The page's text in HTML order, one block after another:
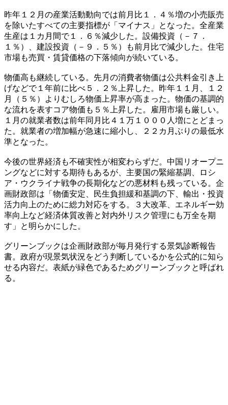
昨年１２月の産業活動動向では前月比１．４％増の小売販売
を除いたすべての主要指標が「マイナス」となった。全産業
生産は１カ月間で１．６％減少した。設備投資（－７．
１％）、建設投資（－９．５％）も前月比で減少した。住宅
市場も売買・賃貸価格の下落傾向が続いている。
物価高も継続している。先月の消費者物価は公共料金引き上
げなどで１年前に比べ５．２％上昇した。昨年１１月、１２
月（５％）よりむしろ物価上昇率が高まった。物価の基調的
な流れを表すコア物価も５％上昇した。雇用市場も厳しい。
１月の就業者数は前年同月比４１万１０００人増にとどまっ
た。就業者の増加幅が急速に縮小し、２２カ月ぶりの最低水
準となった。
今後の世界経済も不確実性が相変わらずだ。中国リオープニ
ングなどに対する期待もあるが、主要国の緊縮基調、ロシ
ア・ウクライナ戦争の長期化などの悪材料も残っている。企
画財政部は「物価安定、民生負担緩和基調の下、輸出・投資
活力向上のために総力対応をする。３大改革、エネルギー効
率向上など経済体質改善と対内外リスク管理にも万全を期
す」と明らかにした。
グリーンブックは企画財政部が毎月発行する景気診断報告
書。政府が現景気状況をどう判断しているかを公式的に知ら
せる内容だ。表紙が緑色であるためグリーンブックと呼ばれ
る。